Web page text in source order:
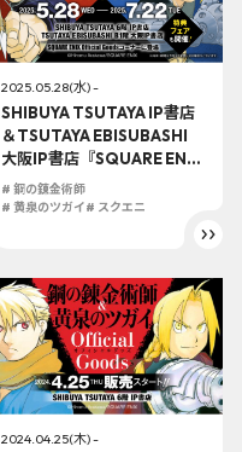
2025.05.28(水) -
SHIBUYA TSUTAYA IP書店
＆TSUTAYA EBISUBASHI
大阪IP書店『SQUARE ENIX
Official Goodsコーナー』
にて2025年5月28日（水）
# 鋼の錬金術師
# 黄泉のツガイ# スクエニ
2024.04.25(木) -